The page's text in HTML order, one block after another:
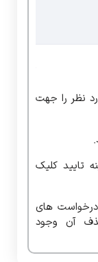
نظر را جهت
تایید کلیک
های
آن وجود